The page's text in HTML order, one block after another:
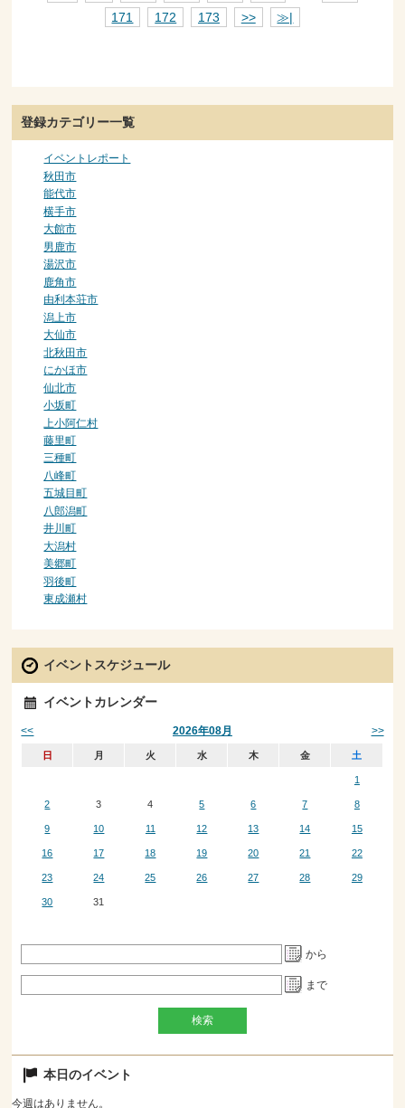
171 172 173 >> ≫|
登録カテゴリー一覧
イベントレポート
秋田市
能代市
横手市
大館市
男鹿市
湯沢市
鹿角市
由利本荘市
潟上市
大仙市
北秋田市
にかほ市
仙北市
小坂町
上小阿仁村
藤里町
三種町
八峰町
五城目町
八郎潟町
井川町
大潟村
美郷町
羽後町
東成瀬村
イベントスケジュール
イベントカレンダー
2026年08月
<< >>
日 月 火 水 木 金 土
1
2 3 4 5 6 7 8
9 10 11 12 13 14 15
16 17 18 19 20 21 22
23 24 25 26 27 28 29
30 31
から
まで
本日のイベント
今週はありません。